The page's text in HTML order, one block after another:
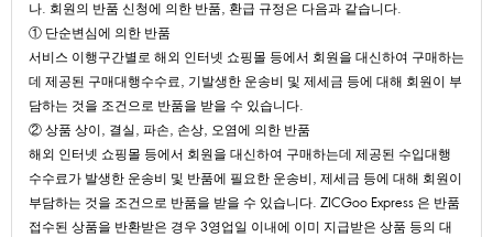
나.회원의반품신청에의한반품,환급규정은다음과같습니다.
①단순변심에의한반품
서비스이행구간별로해외인터넷쇼핑몰등에서회원을대신하여구매하는
데제공된구매대행수수료,기발생한운송비및제세금등에대해회원이부
담하는것을조건으로반품을받을수있습니다.
②상품상이,결실,파손,손상,오염에의한반품
해외인터넷쇼핑몰등에서회원을대신하여구매하는데제공된수입대행
수수료가발생한운송비및반품에필요한운송비,제세금등에대해회원이
부담하는것을조건으로반품을받을수있습니다.ZICGooExpress은반품
접수된상품을반환받은경우3영업일이내에이미지급받은상품등의대